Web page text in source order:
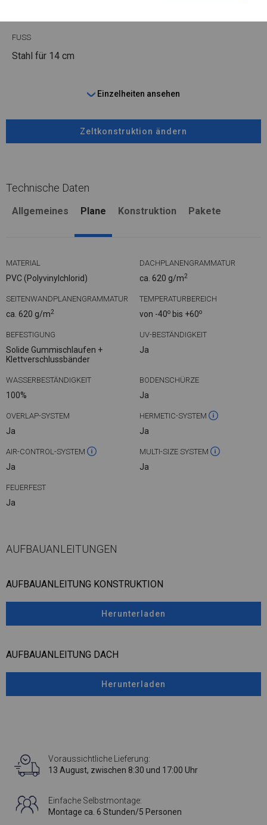
FUSS
Stahl für 14 cm
Einzelheiten ansehen
Zeltkonstruktion ändern
Technische Daten
Allgemeines Plane Konstruktion Pakete
MATERIAL
PVC (Polyvinylchlorid)
DACHPLANENGRAMMATUR
ca. 620 g/m2
SEITENWANDPLANENGRAMMATUR
ca. 620 g/m2
TEMPERATURBEREICH
von -40o bis +60o
BEFESTIGUNG
Solide Gummischlaufen +
Klettverschlussbänder
UV-BESTÄNDIGKEIT
Ja
WASSERBESTÄNDIGKEIT
100%
BODENSCHÜRZE
Ja
OVERLAP-SYSTEM
Ja
HERMETIC-SYSTEM
Ja
AIR-CONTROL-SYSTEM
Ja
MULTI-SIZE SYSTEM
Ja
FEUERFEST
Ja
AUFBAUANLEITUNGEN
AUFBAUANLEITUNG KONSTRUKTION
Herunterladen
AUFBAUANLEITUNG DACH
Herunterladen
Voraussichtliche Lieferung:
13 August, zwischen 8:30 und 17:00 Uhr
Einfache Selbstmontage:
Montage ca. 6 Stunden/5 Personen